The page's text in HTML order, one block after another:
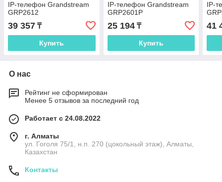
IP-телефон Grandstream
GRP2612
39 357 ₸
Купить
IP-телефон Grandstream
GRP2601P
25 194₸
Купить
IP-
41
О нас
Рейтинг не сформирован
Менее 5 отзывов за последний год
Работает с 24.08.2022
г. Алматы
ул. Гоголя 75/1, н.п. 270 (цокольный этаж), Алматы,
Казахстан
Контакты